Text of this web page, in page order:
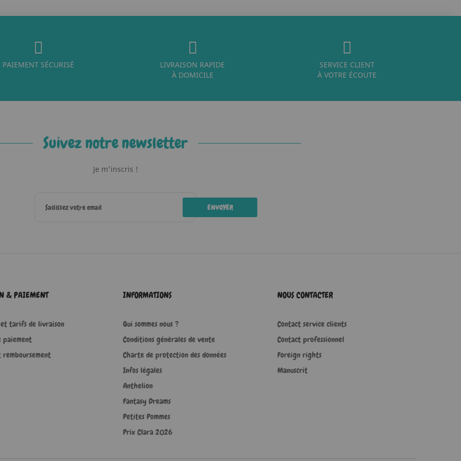
PAIEMENT SÉCURISÉ
LIVRAISON RAPIDE
À DOMICILE
SERVICE CLIENT
À VOTRE ÉCOUTE
Suivez notre newsletter
Je m'inscris !
ENVOYER
& PAIEMENT
et tarifs de livraison
paiement
remboursement
INFORMATIONS
Qui sommes nous ?
Conditions générales de vente
Charte de protection des données
Infos légales
Anthelion
Fantasy Dreams
Petites Pommes
Prix Clara 2026
NOUS CONTACTER
Contact service clients
Contact professionnel
Foreign rights
Manuscrit